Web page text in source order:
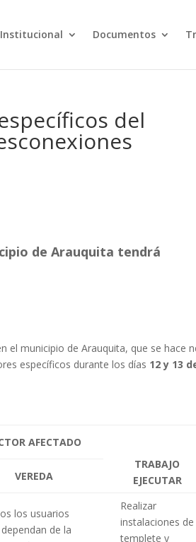
Institucional Documentos
del
de Arauquita tendrá
el municipio de Arauquita, que se hace
específicos durante los días 12 y 13
AFECTADO
TRABAJO
EJECUTAR
VEREDA
los usuarios
de la
Realizar
instalaciones de
templete y